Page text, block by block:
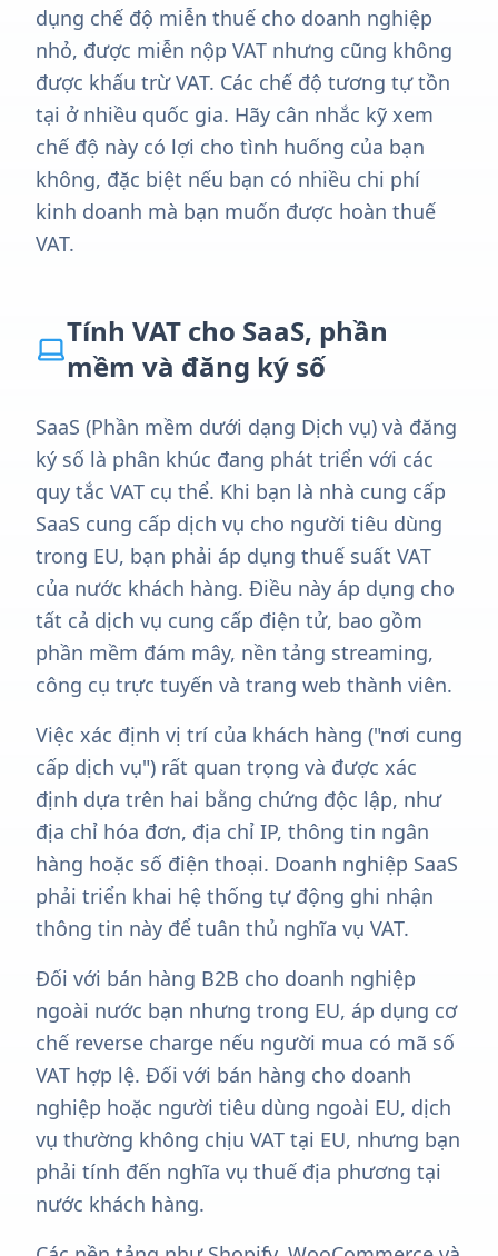
dụng chế độ miễn thuế cho doanh nghiệp
nhỏ, được miễn nộp VAT nhưng cũng không
được khấu trừ VAT. Các chế độ tương tự tồn
tại ở nhiều quốc gia. Hãy cân nhắc kỹ xem
chế độ này có lợi cho tình huống của bạn
không, đặc biệt nếu bạn có nhiều chi phí
kinh doanh mà bạn muốn được hoàn thuế
VAT.
Tính VAT cho SaaS, phần
mềm và đăng ký số
SaaS (Phần mềm dưới dạng Dịch vụ) và đăng
ký số là phân khúc đang phát triển với các
quy tắc VAT cụ thể. Khi bạn là nhà cung cấp
SaaS cung cấp dịch vụ cho người tiêu dùng
trong EU, bạn phải áp dụng thuế suất VAT
của nước khách hàng. Điều này áp dụng cho
tất cả dịch vụ cung cấp điện tử, bao gồm
phần mềm đám mây, nền tảng streaming,
công cụ trực tuyến và trang web thành viên.
Việc xác định vị trí của khách hàng ("nơi cung
cấp dịch vụ") rất quan trọng và được xác
định dựa trên hai bằng chứng độc lập, như
địa chỉ hóa đơn, địa chỉ IP, thông tin ngân
hàng hoặc số điện thoại. Doanh nghiệp SaaS
phải triển khai hệ thống tự động ghi nhận
thông tin này để tuân thủ nghĩa vụ VAT.
Đối với bán hàng B2B cho doanh nghiệp
ngoài nước bạn nhưng trong EU, áp dụng cơ
chế reverse charge nếu người mua có mã số
VAT hợp lệ. Đối với bán hàng cho doanh
nghiệp hoặc người tiêu dùng ngoài EU, dịch
vụ thường không chịu VAT tại EU, nhưng bạn
phải tính đến nghĩa vụ thuế địa phương tại
nước khách hàng.